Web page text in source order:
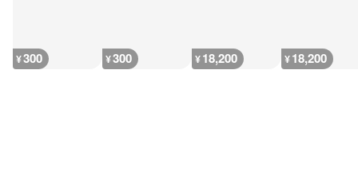
¥300 ¥300 ¥18,200 ¥18,200